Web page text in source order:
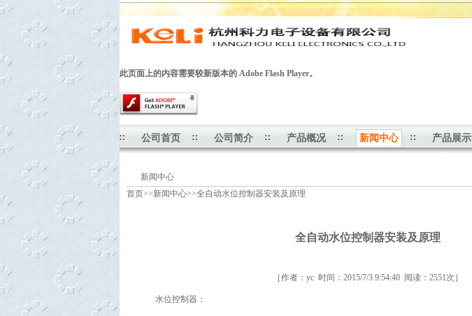
此页面上的内容需要较新版本的 Adobe Flash Player。
公司首页 公司简介 产品概况 新闻中心 产品展示
新闻中心
首页>>新闻中心>>全自动水位控制器安装及原理
全自动水位控制器安装及原理
［作者：yc 时间：2015/7/3 9:54:40 阅读：2551次］
水位控制器：